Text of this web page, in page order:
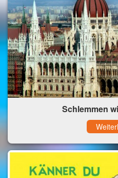
Schlemmen